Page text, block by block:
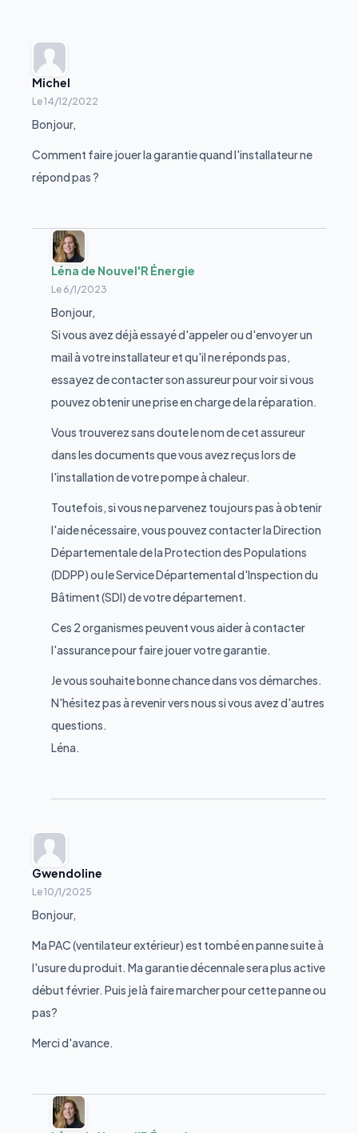
Michel
Le14/12/2022
Bonjour,
Comment faire jouer la garantie quand l'installateur ne
répond pas ?
Léna de Nouvel'R Énergie
Le 6/1/2023
Bonjour,
Si vous avez déjà essayé d'appeler ou d'envoyer un
mail à votre installateur et qu'il ne réponds pas,
essayez de contacter son assureur pour voir si vous
pouvez obtenir une prise en charge de la réparation.
Vous trouverez sans doute le nom de cet assureur
dans les documents que vous avez reçus lors de
l'installation de votre pompe à chaleur.
Toutefois, si vous ne parvenez toujours pas à obtenir
l'aide nécessaire, vous pouvez contacter la Direction
Départementale de la Protection des Populations
(DDPP) ou le Service Départemental d'Inspection du
Bâtiment (SDI) de votre département.
Ces 2 organismes peuvent vous aider à contacter
l'assurance pour faire jouer votre garantie.
Je vous souhaite bonne chance dans vos démarches.
N'hésitez pas à revenir vers nous si vous avez d'autres
questions.
Léna.
Gwendoline
Le10/1/2025
Bonjour,
Ma PAC (ventilateur extérieur) est tombé en panne suite à
l'usure du produit. Ma garantie décennale sera plus active
début février. Puis je là faire marcher pour cette panne ou
pas?
Merci d'avance.